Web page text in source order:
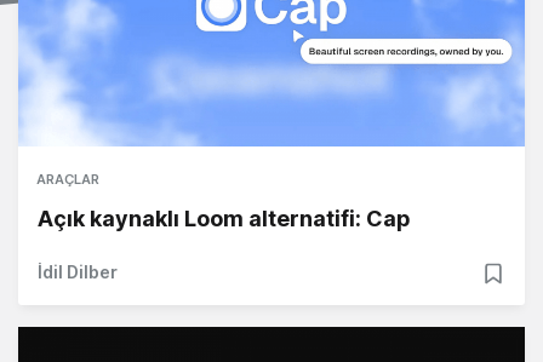
ARAÇLAR
Açık kaynaklı Loom alternatifi: Cap
İdil Dilber